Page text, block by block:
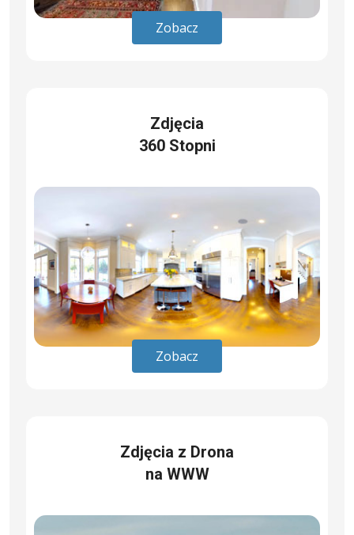
Zobacz
Zdjęcia
360 Stopni
Zobacz
Zdjęcia z Drona
na WWW